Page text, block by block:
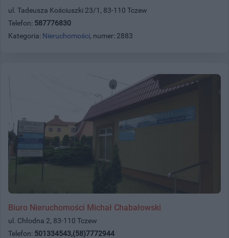
ul. Tadeusza Kościuszki 23/1, 83-110 Tczew
Telefon: 587776830
Kategoria: Nieruchomości, numer: 2883
Biuro Nieruchomości Michał Chabałowski
ul. Chłodna 2, 83-110 Tczew
Telefon: 501334543,(58)7772944